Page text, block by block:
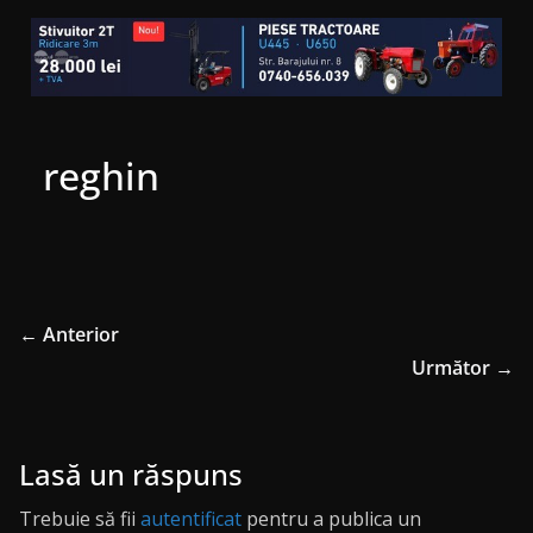
reghin
← Anterior
Următor →
Lasă un răspuns
Trebuie să fii autentificat pentru a publica un